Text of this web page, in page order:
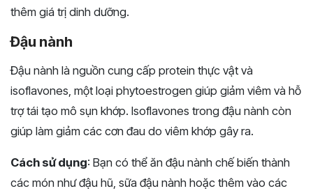
thêm giá trị dinh dưỡng.
Đậu nành
Đậu nành là nguồn cung cấp protein thực vật và
isoflavones, một loại phytoestrogen giúp giảm viêm và hỗ
trợ tái tạo mô sụn khớp. Isoflavones trong đậu nành còn
giúp làm giảm các cơn đau do viêm khớp gây ra.
Cách sử dụng: Bạn có thể ăn đậu nành chế biến thành
các món như đậu hũ, sữa đậu nành hoặc thêm vào các